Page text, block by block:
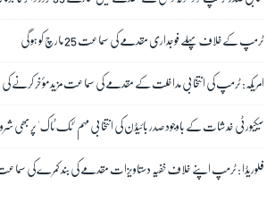
ٹرمپ کےخلاف پہلے فوجداری مقدمے کی سماعت 25 مارچ کو ہو گی
امریکہ: ٹرمپ کی انتخابی مداخلت کے مقدمے کی سماعت مزید مؤخر کرنے کی
سیکیورٹی خدشات کے باوجود صدر بائیڈن کی انتخابی مہم 'ٹک ٹاک' پر بھی
فلوریڈا : ٹرمپ اپنے خلاف خفیہ دستاویزات مقدمے کی بند کمرے کی